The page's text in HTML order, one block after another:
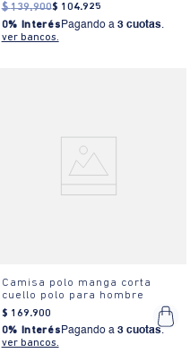
$ 139.900$ 104.925
0% Interés Pagando a 3 cuotas.
ver bancos.
Camisa polo manga corta
cuello polo para hombre
$ 169.900
0% Interés Pagando a 3 cuotas.
ver bancos.